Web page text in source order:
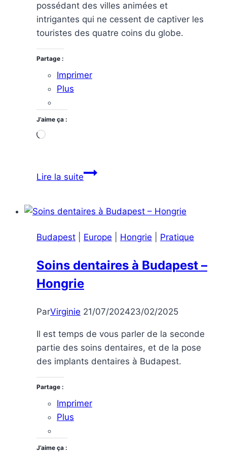
possédant des villes animées et
intrigantes qui ne cessent de captiver les
touristes des quatre coins du globe.
Partage :
Imprimer
Plus
J’aime ça :
Chargement…
Lire la suiteQuelques
visiter
de
en
Coree
Sud
Budapest Europe Hongrie Pratique
Soins dentaires à Budapest –
Hongrie
ParVirginie 21/07/202423/02/2025
Il est temps de vous parler de la seconde
partie des soins dentaires, et de la pose
des implants dentaires à Budapest.
Partage :
Imprimer
Plus
J’aime ça :